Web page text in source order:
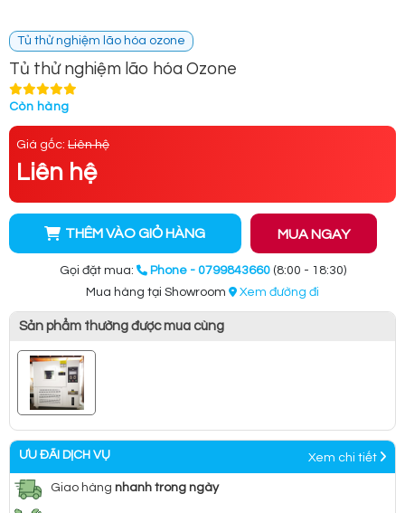
Tủ thử nghiệm lão hóa ozone
Tủ thử nghiệm lão hóa Ozone
Còn hàng
Giá gốc: Liên hệ
Liên hệ
THÊM VÀO GIỎ HÀNG MUA NGAY
Gọi đặt mua: Phone - 0799843660 (8:00 - 18:30)
Mua hàng tại Showroom
Xem đường đi
Sản phẩm thường được mua cùng
ƯU ĐÃI DỊCH VỤ Xem chi tiết
Giao hàng nhanh trong ngày